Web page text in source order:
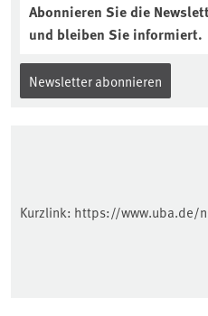
Abonnieren Sie die
und bleiben Sie informiert.
Newsletter abonnieren
Kurzlink: https://www.uba.de/